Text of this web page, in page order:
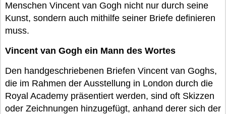
Menschen Vincent van Gogh nicht nur durch seine
Kunst, sondern auch mithilfe seiner Briefe definieren
muss.
Vincent van Gogh ein Mann des Wortes
Den handgeschriebenen Briefen Vincent van Goghs,
die im Rahmen der Ausstellung in London durch die
Royal Academy präsentiert werden, sind oft Skizzen
oder Zeichnungen hinzugefügt, anhand derer sich der